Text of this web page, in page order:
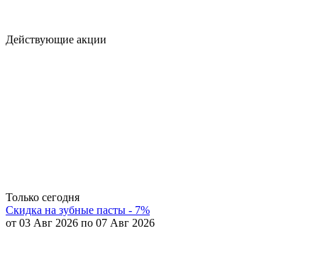
Действующие акции
Только сегодня
Скидка на зубные пасты - 7%
от 03 Авг 2026 по 07 Авг 2026